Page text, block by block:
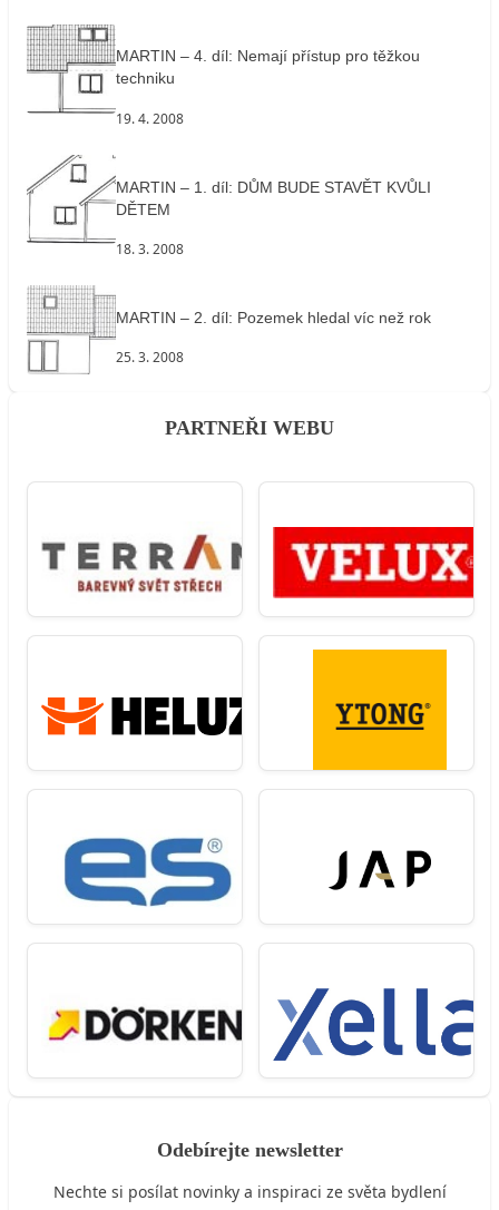
MARTIN – 4. díl: Nemají přístup pro těžkou
techniku
19. 4. 2008
MARTIN – 1. díl: DŮM BUDE STAVĚT KVŮLI
DĚTEM
18. 3. 2008
MARTIN – 2. díl: Pozemek hledal víc než rok
25. 3. 2008
PARTNEŘI WEBU
Odebírejte newsletter
Nechte si posílat novinky a inspiraci ze světa bydlení